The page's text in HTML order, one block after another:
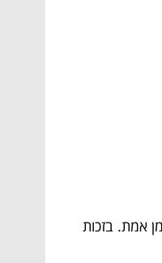
אמת. בזכות